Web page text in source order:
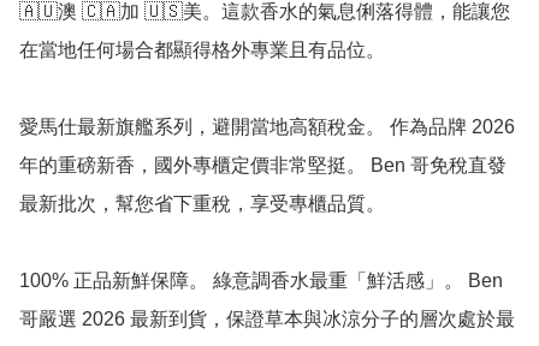
🇦🇺澳 🇨🇦加 🇺🇸美。這款香水的氣息俐落得體，能讓您
在當地任何場合都顯得格外專業且有品位。
愛馬仕最新旗艦系列，避開當地高額稅金。 作為品牌 2026
年的重磅新香，國外專櫃定價非常堅挺。 Ben 哥免稅直發
最新批次，幫您省下重稅，享受專櫃品質。
100% 正品新鮮保障。 綠意調香水最重「鮮活感」。 Ben
哥嚴選 2026 最新到貨，保證草本與冰涼分子的層次處於最